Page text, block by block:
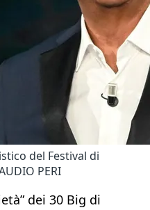
del Festival di
PERI
dei 30 Big di